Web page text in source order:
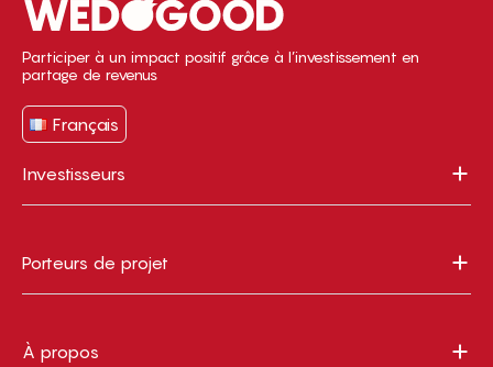
Participer à un impact positif grâce à l’investissement en
partage de revenus
Français
Investisseurs
Porteurs de projet
À propos